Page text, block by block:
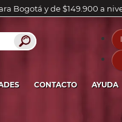
Bogotá y de $149.900 a
CONTACTO AYUDA